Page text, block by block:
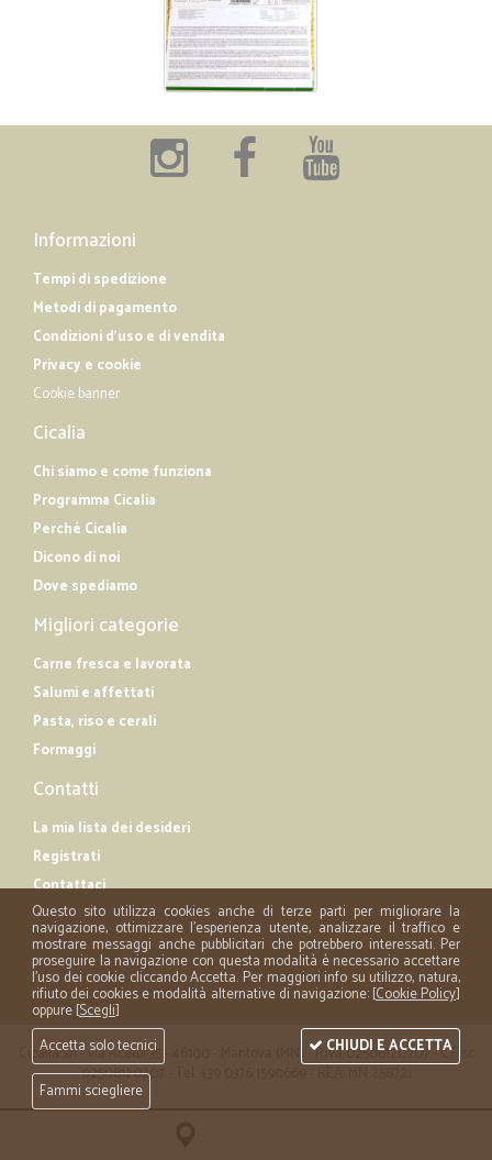
Informazioni
Tempi di spedizione
Metodi di pagamento
Condizioni d'uso e di vendita
Privacy e cookie
Cookie banner
Cicalia
Chi siamo e come funziona
Programma Cicalia
Perché Cicalia
Dicono di noi
Dove spediamo
Migliori categorie
Carne fresca e lavorata
Salumi e affettati
Pasta, riso e cerali
Formaggi
Contatti
La mia lista dei desideri
Registrati
Contattaci
Cicalia srl - via Acerbi 35 - 46100 - Mantova (MN) - P.iva 02508120207 - C.Fisc
02508120207 - Tel. +39 0376 1590669 - REA: MN 258721
Questo sito utilizza cookies anche di terze parti per migliorare la
navigazione, ottimizzare l'esperienza utente, analizzare il traffico e
mostrare messaggi anche pubblicitari che potrebbero interessati. Per
proseguire la navigazione con questa modalità è necessario accettare
l'uso dei cookie cliccando Accetta. Per maggiori info su utilizzo, natura,
rifiuto dei cookies e modalità alternative di navigazione: [Cookie Policy]
oppure [Scegli]
Accetta solo tecnici
Fammi sciegliere
CHIUDI E ACCETTA